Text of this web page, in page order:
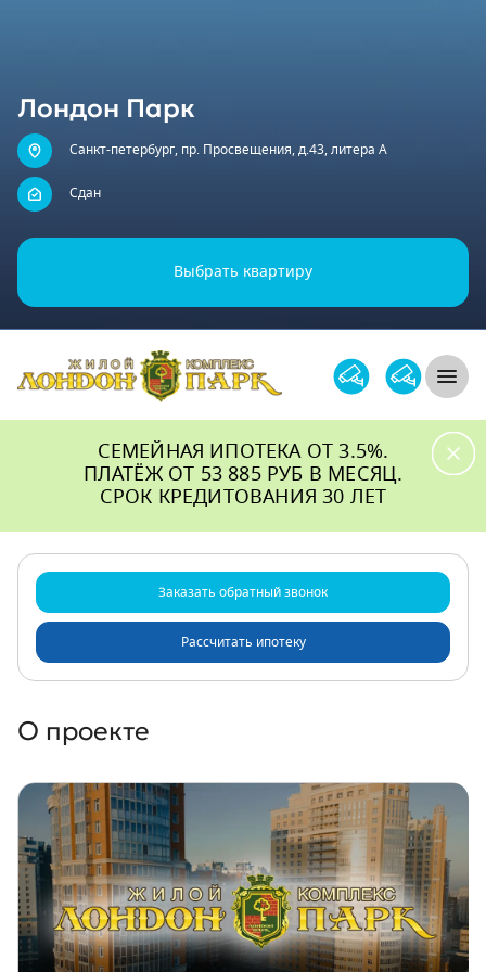
Лондон Парк
Санкт-петербург, пр. Просвещения, д.43, литера А
Сдан
Выбрать квартиру
Л1 Строительная компания №1
СЕМЕЙНАЯ ИПОТЕКА ОТ 3.5%.
ПЛАТЁЖ ОТ 53 885 РУБ В МЕСЯЦ.
СРОК КРЕДИТОВАНИЯ 30 ЛЕТ
Заказать обратный звонок
Рассчитать ипотеку
О проекте